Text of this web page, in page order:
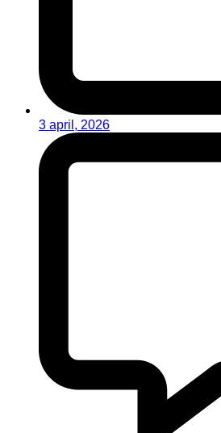
3 april, 2026